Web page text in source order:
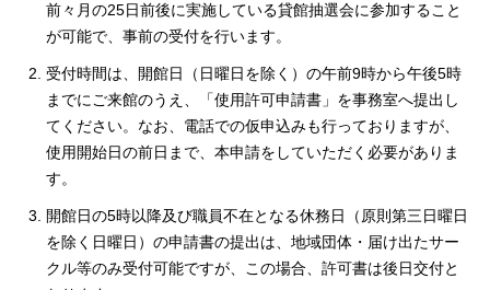
前々月の25日前後に実施している貸館抽選会に参加すること
が可能で、事前の受付を行います。
受付時間は、開館日（日曜日を除く）の午前9時から午後5時
までにご来館のうえ、「使用許可申請書」を事務室へ提出し
てください。なお、電話での仮申込みも行っておりますが、
使用開始日の前日まで、本申請をしていただく必要がありま
す。
開館日の5時以降及び職員不在となる休務日（原則第三日曜日
を除く日曜日）の申請書の提出は、地域団体・届け出たサー
クル等のみ受付可能ですが、この場合、許可書は後日交付と